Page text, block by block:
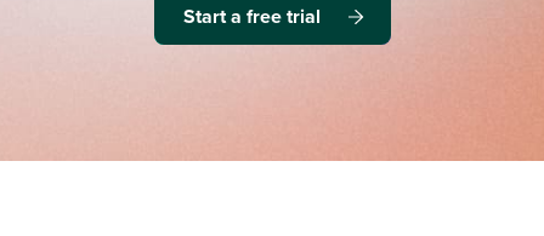
Start a free trial